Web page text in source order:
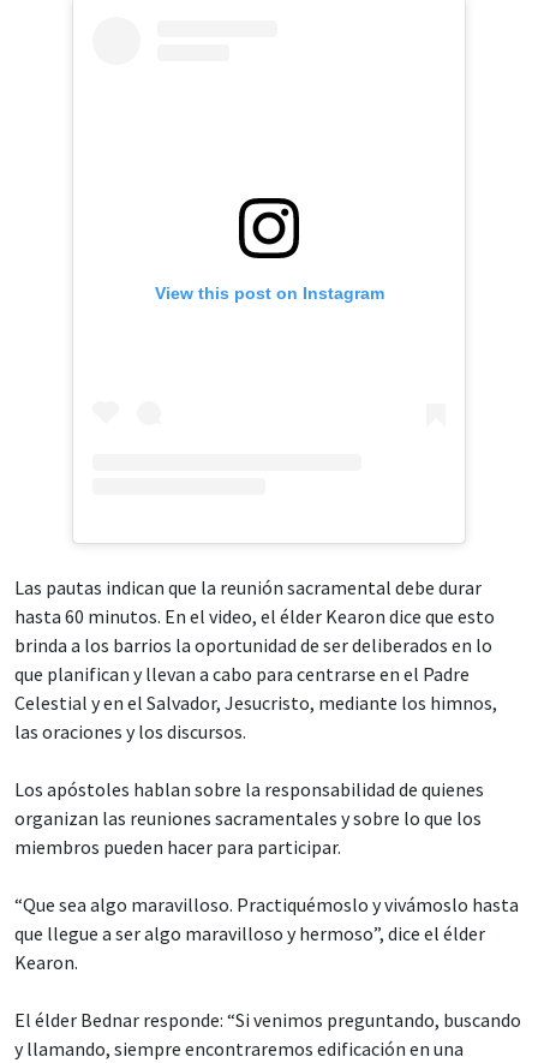
View this post on Instagram
Las pautas indican que la reunión sacramental debe durar
hasta 60 minutos. En el video, el élder Kearon dice que esto
brinda a los barrios la oportunidad de ser deliberados en lo
que planifican y llevan a cabo para centrarse en el Padre
Celestial y en el Salvador, Jesucristo, mediante los himnos,
las oraciones y los discursos.
Los apóstoles hablan sobre la responsabilidad de quienes
organizan las reuniones sacramentales y sobre lo que los
miembros pueden hacer para participar.
“Que sea algo maravilloso. Practiquémoslo y vivámoslo hasta
que llegue a ser algo maravilloso y hermoso”, dice el élder
Kearon.
El élder Bednar responde: “Si venimos preguntando, buscando
y llamando, siempre encontraremos edificación en una